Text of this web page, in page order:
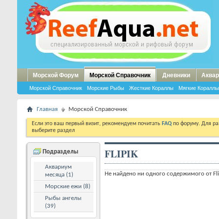
Морской Форум Морской Справочник
Морской Справочник Морские Рыбы Жесткие Кораллы Мягкие Кораллы
Дневники
Главная Морской Справочник
Если это ваш первый визит, рекомендуем почитать FAQ по форуму. Для
выберите раздел
Подразделы
Аквариум
месяца (1)
Морские ежи (8)
Рыбы ангелы
(39)
FLIPIK
Не найдено ни одного содержимого от